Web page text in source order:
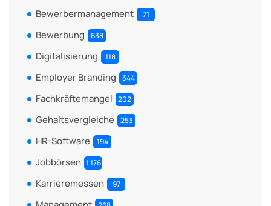
Bewerbermanagement 71
Bewerbung 638
Digitalisierung 118
Employer Branding 344
Fachkräftemangel 202
Gehaltsvergleiche 253
HR-Software 194
Jobbörsen 1.176
Karrieremessen 97